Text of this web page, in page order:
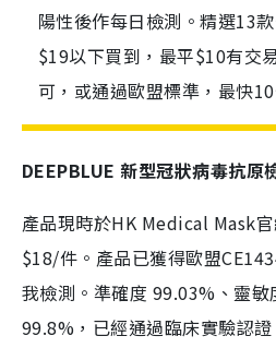
陽性後作每日檢測。精選13
$19以下買到，最平$10有交
可，或通過歐盟標準，最快
DEEPBLUE 新型冠狀病毒抗原
產品現時於HK Medical Mask
$18/件。產品已獲得歐盟
我檢測。準確度 99.03%、靈
99.8%，已經通過臨床實驗認